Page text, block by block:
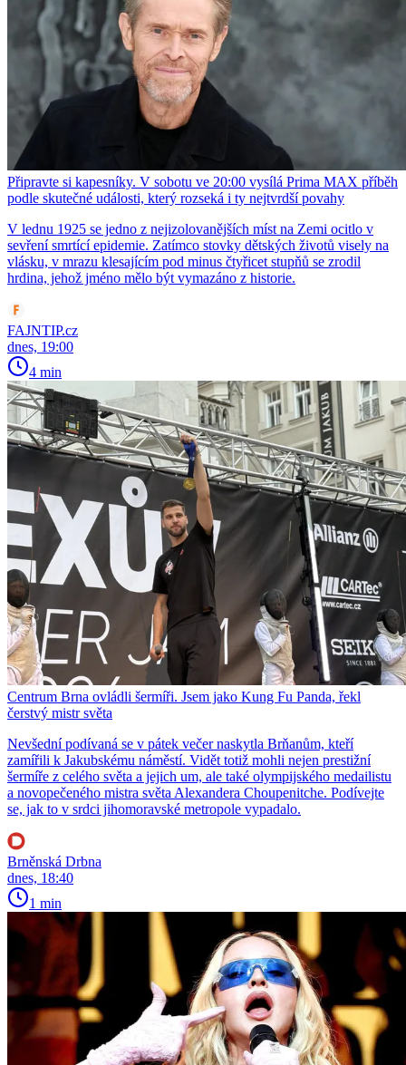
Připravte si kapesníky. V sobotu ve 20:00 vysílá Prima MAX příběh
podle skutečné události, který rozseká i ty nejtvrdší povahy
V lednu 1925 se jedno z nejizolovanějších míst na Zemi ocitlo v
sevření smrtící epidemie. Zatímco stovky dětských životů visely na
vlásku, v mrazu klesajícím pod minus čtyřicet stupňů se zrodil
hrdina, jehož jméno mělo být vymazáno z historie.
FAJNTIP.cz
dnes, 19:00
4 min
Centrum Brna ovládli šermíři. Jsem jako Kung Fu Panda, řekl
čerstvý mistr světa
Nevšední podívaná se v pátek večer naskytla Brňanům, kteří
zamířili k Jakubskému náměstí. Vidět totiž mohli nejen prestižní
šermíře z celého světa a jejich um, ale také olympijského medailistu
a novopečeného mistra světa Alexandera Choupenitche. Podívejte
se, jak to v srdci jihomoravské metropole vypadalo.
Brněnská Drbna
dnes, 18:40
1 min